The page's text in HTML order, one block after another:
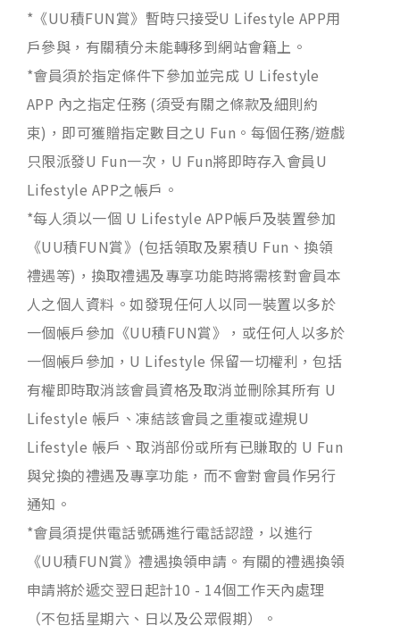
*《UU積FUN賞》暫時只接受U Lifestyle APP用
戶參與，有關積分未能轉移到網站會籍上。
*會員須於指定條件下參加並完成 U Lifestyle
APP 內之指定任務 (須受有關之條款及細則約
束)，即可獲贈指定數目之U Fun。每個任務/遊戲
只限派發U Fun一次，U Fun將即時存入會員U
Lifestyle APP之帳戶。
*每人須以一個 U Lifestyle APP帳戶及裝置參加
《UU積FUN賞》(包括領取及累積U Fun、換領
禮遇等)，換取禮遇及專享功能時將需核對會員本
人之個人資料。如發現任何人以同一裝置以多於
一個帳戶參加《UU積FUN賞》，或任何人以多於
一個帳戶參加，U Lifestyle 保留一切權利，包括
有權即時取消該會員資格及取消並刪除其所有 U
Lifestyle 帳戶、凍結該會員之重複或違規U
Lifestyle 帳戶、取消部份或所有已賺取的 U Fun
與兌換的禮遇及專享功能，而不會對會員作另行
通知。
*會員須提供電話號碼進行電話認證，以進行
《UU積FUN賞》禮遇換領申請。有關的禮遇換領
申請將於遞交翌日起計10 - 14個工作天內處理
（不包括星期六、日以及公眾假期）。